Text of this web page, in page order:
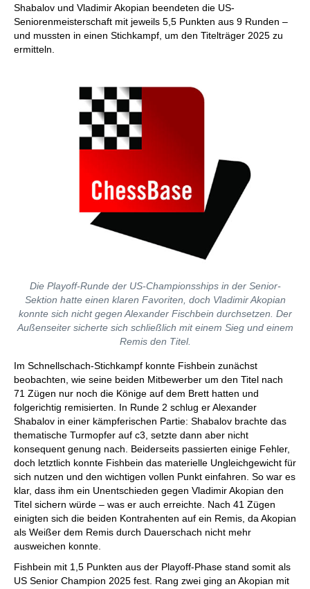
Shabalov und Vladimir Akopian beendeten die US-
Seniorenmeisterschaft mit jeweils 5,5 Punkten aus 9 Runden –
und mussten in einen Stichkampf, um den Titelträger 2025 zu
ermitteln.
Die Playoff-Runde der US-Championsships in der Senior-
Sektion hatte einen klaren Favoriten, doch Vladimir Akopian
konnte sich nicht gegen Alexander Fischbein durchsetzen. Der
Außenseiter sicherte sich schließlich mit einem Sieg und einem
Remis den Titel.
Im Schnellschach-Stichkampf konnte Fishbein zunächst
beobachten, wie seine beiden Mitbewerber um den Titel nach
71 Zügen nur noch die Könige auf dem Brett hatten und
folgerichtig remisierten. In Runde 2 schlug er Alexander
Shabalov in einer kämpferischen Partie: Shabalov brachte das
thematische Turmopfer auf c3, setzte dann aber nicht
konsequent genung nach. Beiderseits passierten einige Fehler,
doch letztlich konnte Fishbein das materielle Ungleichgewicht für
sich nutzen und den wichtigen vollen Punkt einfahren. So war es
klar, dass ihm ein Unentschieden gegen Vladimir Akopian den
Titel sichern würde – was er auch erreichte. Nach 41 Zügen
einigten sich die beiden Kontrahenten auf ein Remis, da Akopian
als Weißer dem Remis durch Dauerschach nicht mehr
ausweichen konnte.
Fishbein mit 1,5 Punkten aus der Playoff-Phase stand somit als
US Senior Champion 2025 fest. Rang zwei ging an Akopian mit